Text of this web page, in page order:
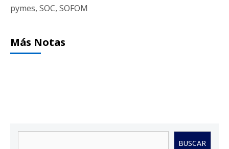
pymes, SOC, SOFOM
Más Notas
BUSCAR